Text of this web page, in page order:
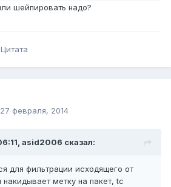
шейпировать надо?
Цитата
27 февраля, 2014
asid2006 сказал:
для фильтрации исходящего от
накидывает метку на пакет, tc